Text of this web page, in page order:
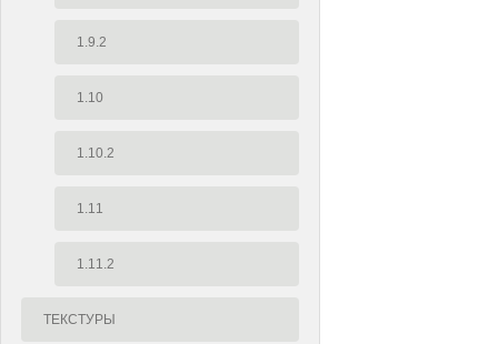
1.9.2
1.10
1.10.2
1.11
1.11.2
ТЕКСТУРЫ